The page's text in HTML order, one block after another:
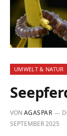
UMWELT & NATUR
VON AGASPAR
SEPTEMBER 2025